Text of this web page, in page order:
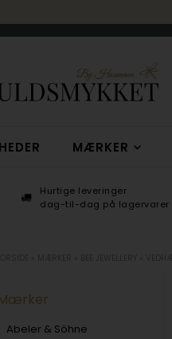
MÆRKER
Hurtige leveringer
dag-til-dag på lagervarer
Abeler & Söhne